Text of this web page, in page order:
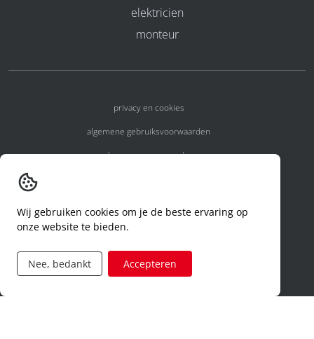
elektricien
monteur
privacy en cookies
algemene gebruiksvoorwaarden
algemene voorwaarden
code of conduct
aanvraag rechten ivm privacy
Wij gebruiken cookies om je de beste ervaring op
onze website te bieden.
Nee, bedankt Accepteren